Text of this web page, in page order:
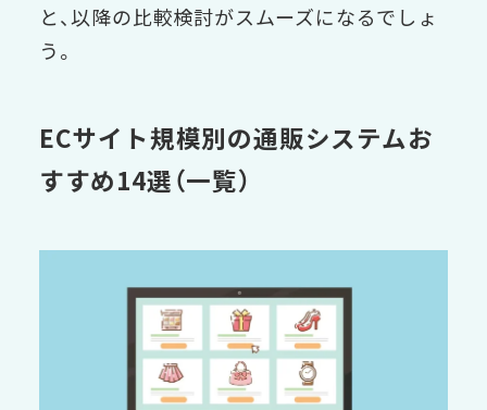
と、以降の比較検討がスムーズになるでしょ
う。
ECサイト規模別の通販システムお
すすめ14選（一覧）